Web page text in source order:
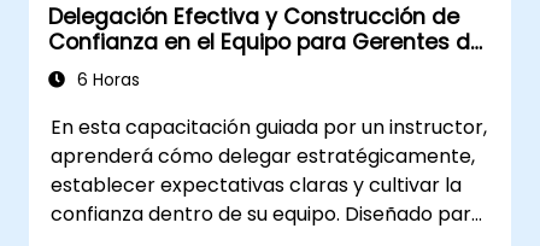
Delegación Efectiva y Construcción de
Confianza en el Equipo para Gerentes de
Nivel Medio
6 Horas
En esta capacitación guiada por un instructor,
aprenderá cómo delegar estratégicamente,
establecer expectativas claras y cultivar la
confianza dentro de su equipo. Diseñado para